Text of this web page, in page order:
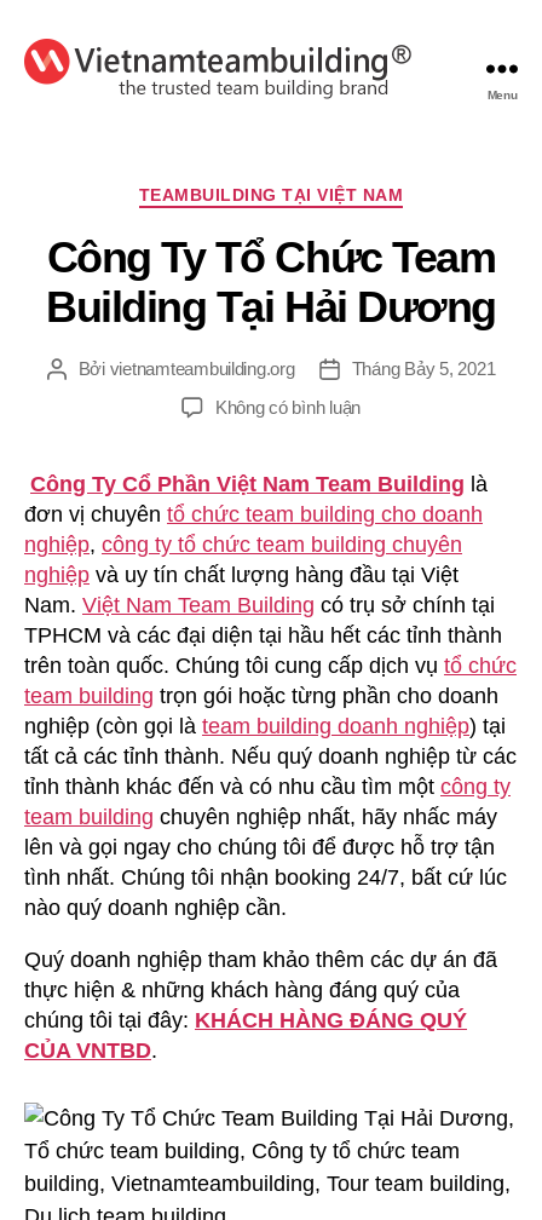
Menu
Chuyên
TEAMBUILDING TẠI VIỆT NAM
Công Ty Tổ Chức Team
Building Tại Hải Dương
TácBởi vietnamteambuilding.org
Ngày
đăng
Tháng Bảy 5, 2021
Không có bình luậnở
Tổ
Chức
Team
Building
Hải
Dương
Công Ty Cổ Phần Việt Nam Team Building là
đơn vị chuyên tổ chức team building cho doanh
nghiệp, công ty tổ chức team building chuyên
nghiệp và uy tín chất lượng hàng đầu tại Việt
Nam. Việt Nam Team Building có trụ sở chính tại
TPHCM và các đại diện tại hầu hết các tỉnh thành
trên toàn quốc. Chúng tôi cung cấp dịch vụ tổ chức
team building trọn gói hoặc từng phần cho doanh
nghiệp (còn gọi là team building doanh nghiệp) tại
tất cả các tỉnh thành. Nếu quý doanh nghiệp từ các
tỉnh thành khác đến và có nhu cầu tìm một công ty
team building chuyên nghiệp nhất, hãy nhấc máy
lên và gọi ngay cho chúng tôi để được hỗ trợ tận
tình nhất. Chúng tôi nhận booking 24/7, bất cứ lúc
nào quý doanh nghiệp cần.
Quý doanh nghiệp tham khảo thêm các dự án đã
thực hiện & những khách hàng đáng quý của
chúng tôi tại đây: KHÁCH HÀNG ĐÁNG QUÝ
CỦA VNTBD.